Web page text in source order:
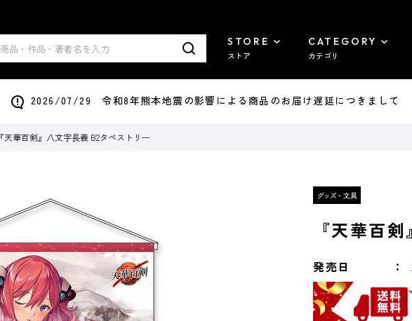
STORE
ストア
CATEGORY
カテゴリ
2026/07/29 令和8年熊本地震の影響による商品のお届け遅延につきまして
『天華百剣』八文字長義 B2タペストリー
『天華百
発売日